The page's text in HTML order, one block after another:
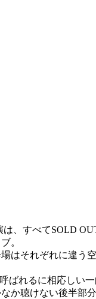
、すべてSOLD
。
はそれぞれに違う
ばれるに相応しい一
か聴けない後半部